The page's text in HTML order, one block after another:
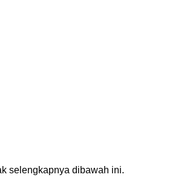
selengkapnya dibawah ini.